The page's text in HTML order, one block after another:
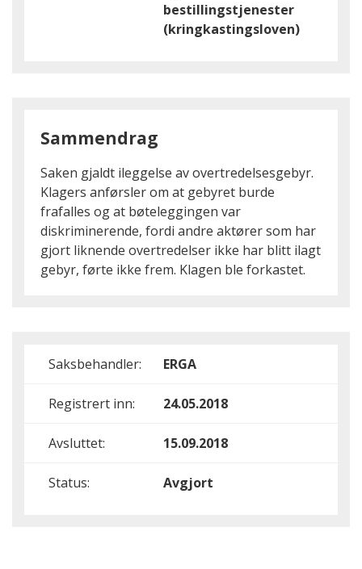
bestillingstjenester
(kringkastingsloven)
Sammendrag
Saken gjaldt ileggelse av overtredelsesgebyr.
Klagers anførsler om at gebyret burde
frafalles og at bøteleggingen var
diskriminerende, fordi andre aktører som har
gjort liknende overtredelser ikke har blitt ilagt
gebyr, førte ikke frem. Klagen ble forkastet.
Saksbehandler: ERGA
Registrert inn: 24.05.2018
Avsluttet: 15.09.2018
Status: Avgjort